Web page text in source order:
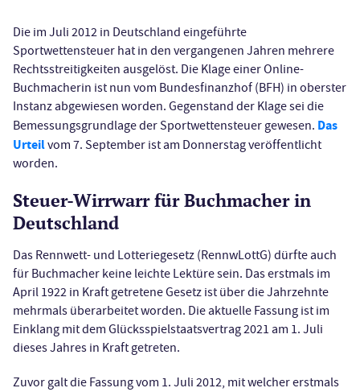
Die im Juli 2012 in Deutschland eingeführte
Sportwettensteuer hat in den vergangenen Jahren mehrere
Rechtsstreitigkeiten ausgelöst. Die Klage einer Online-
Buchmacherin ist nun vom Bundesfinanzhof (BFH) in oberster
Instanz abgewiesen worden. Gegenstand der Klage sei die
Bemessungsgrundlage der Sportwettensteuer gewesen. Das
Urteilvom 7. September ist am Donnerstag veröffentlicht
worden.
Steuer-Wirrwarr für Buchmacher in
Deutschland
Das Rennwett- und Lotteriegesetz (RennwLottG) dürfte auch
für Buchmacher keine leichte Lektüre sein. Das erstmals im
April 1922 in Kraft getretene Gesetz ist über die Jahrzehnte
mehrmals überarbeitet worden. Die aktuelle Fassung ist im
Einklang mit dem Glücksspielstaatsvertrag 2021 am 1. Juli
dieses Jahres in Kraft getreten.
Zuvor galt die Fassung vom 1. Juli 2012, mit welcher erstmals